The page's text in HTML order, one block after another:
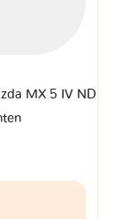
MX 5 IV ND